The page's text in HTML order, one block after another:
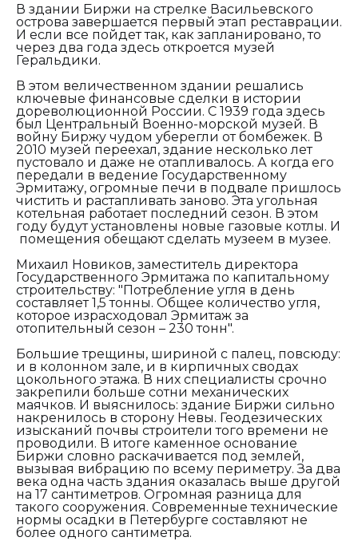
В здании Биржи на стрелке Васильевского
острова завершается первый этап реставрации.
И если все пойдет так, как запланировано, то
через два года здесь откроется музей
Геральдики.
В этом величественном здании решались
ключевые финансовые сделки в истории
дореволюционной России. С 1939 года здесь
был Центральный Военно-морской музей. В
войну Биржу чудом уберегли от бомбежек. В
2010 музей переехал, здание несколько лет
пустовало и даже не отапливалось. А когда его
передали в ведение Государственному
Эрмитажу, огромные печи в подвале пришлось
чистить и растапливать заново. Эта угольная
котельная работает последний сезон. В этом
году будут установлены новые газовые котлы. И
помещения обещают сделать музеем в музее.
Михаил Новиков, заместитель директора
Государственного Эрмитажа по капитальному
строительству: "Потребление угля в день
составляет 1,5 тонны. Общее количество угля,
которое израсходовал Эрмитаж за
отопительный сезон – 230 тонн".
Большие трещины, шириной с палец, повсюду:
и в колонном зале, и в кирпичных сводах
цокольного этажа. В них специалисты срочно
закрепили больше сотни механических
маячков. И выяснилось: здание Биржи сильно
накренилось в сторону Невы. Геодезических
изысканий почвы строители того времени не
проводили. В итоге каменное основание
Биржи словно раскачивается под землей,
вызывая вибрацию по всему периметру. За два
века одна часть здания оказалась выше другой
на 17 сантиметров. Огромная разница для
такого сооружения. Современные технические
нормы осадки в Петербурге составляют не
более одного сантиметра.